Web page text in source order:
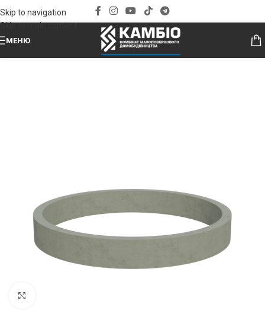
Skip to navigation
Skip to main content
МЕНЮ